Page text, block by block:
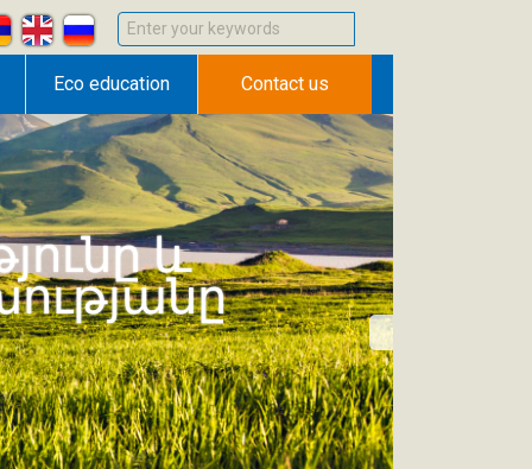
Enter your keywords
Eco education Contact us